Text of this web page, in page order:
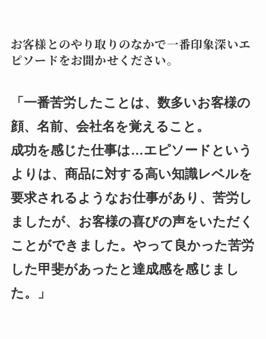
お客様とのやり取りのなかで一番印象深いエ
ピソードをお聞かせください。
「一番苦労したことは、数多いお客様の
顔、名前、会社名を覚えること。
成功を感じた仕事は…エピソードという
よりは、商品に対する高い知識レベルを
要求されるようなお仕事があり、苦労し
ましたが、お客様の喜びの声をいただく
ことができました。やって良かった苦労
した甲斐があったと達成感を感じまし
た。」